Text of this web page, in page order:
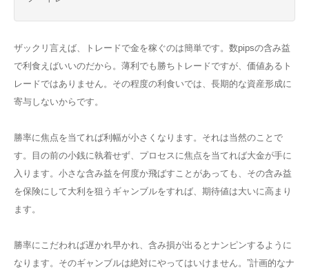
ザックリ言えば、トレードで金を稼ぐのは簡単です。数pipsの含み益
で利食えばいいのだから。薄利でも勝ちトレードですが、価値あるト
レードではありません。その程度の利食いでは、長期的な資産形成に
寄与しないからです。
勝率に焦点を当てれば利幅が小さくなります。それは当然のことで
す。目の前の小銭に執着せず、プロセスに焦点を当てれば大金が手に
入ります。小さな含み益を何度か飛ばすことがあっても、その含み益
を保険にして大利を狙うギャンブルをすれば、期待値は大いに高まり
ます。
勝率にこだわれば遅かれ早かれ、含み損が出るとナンピンするように
なります。そのギャンブルは絶対にやってはいけません。”計画的なナ